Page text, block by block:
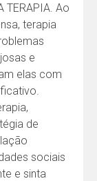
TERAPIA. Ao
terapia
e
elas com
de
sociais
e sinta